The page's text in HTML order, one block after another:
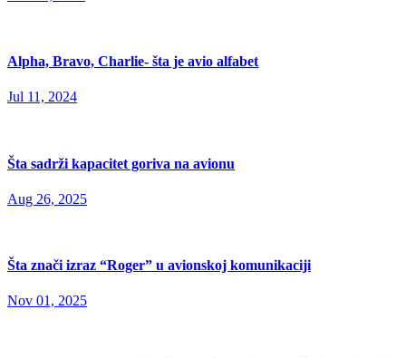
Alpha, Bravo, Charlie- šta je avio alfabet
Jul 11, 2024
Šta sadrži kapacitet goriva na avionu
Aug 26, 2025
Šta znači izraz “Roger” u avionskoj komunikaciji
Nov 01, 2025